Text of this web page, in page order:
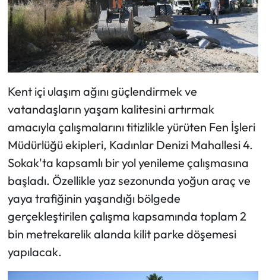
Kent içi ulaşım ağını güçlendirmek ve
vatandaşların yaşam kalitesini artırmak
amacıyla çalışmalarını titizlikle yürüten Fen İşleri
Müdürlüğü ekipleri, Kadınlar Denizi Mahallesi 4.
Sokak'ta kapsamlı bir yol yenileme çalışmasına
başladı. Özellikle yaz sezonunda yoğun araç ve
yaya trafiğinin yaşandığı bölgede
gerçekleştirilen çalışma kapsamında toplam 2
bin metrekarelik alanda kilit parke döşemesi
yapılacak.